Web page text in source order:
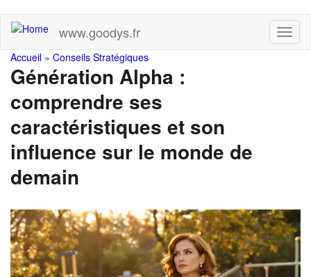
Skip
main
content
www.goodys.fr
You
are
here
Accueil » Conseils Stratégiques
Génération Alpha :
comprendre ses
caractéristiques et son
influence sur le monde de
demain